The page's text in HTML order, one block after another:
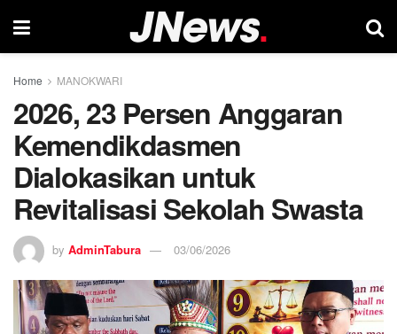
Home MANOKWARI
2026, 23 Persen Anggaran
Kemendikdasmen
Dialokasikan untuk
Revitalisasi Sekolah Swasta
by AdminTabura 03/06/2026